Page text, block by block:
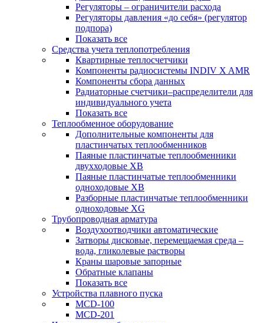
Регуляторы – ограничители расхода
Регуляторы давления «до себя» (регулятор
подпора)
Показать все
Средства учета теплопотребления
Квартирные теплосчетчики
Компоненты радиосистемы INDIV X AMR
Компоненты сбора данных
Радиаторные счетчики–распределители для
индивидуального учета
Показать все
Теплообменное оборудование
Дополнительные компоненты для
пластинчатых теплообменников
Паяные пластинчатые теплообменники
двухходовые XB
Паяные пластинчатые теплообменники
одноходовые ХВ
Разборные пластинчатые теплообменники
одноходовые ХG
Трубопроводная арматура
Воздухоотводчики автоматические
Затворы дисковые, перемещаемая среда –
вода, гликолевые растворы
Краны шаровые запорные
Обратные клапаны
Показать все
Устройства плавного пуска
MCD-100
MCD-201